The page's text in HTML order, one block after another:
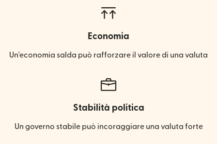
Economia
Un'economia salda può rafforzare il valore di una valuta
Stabilità politica
Un governo stabile può incoraggiare una valuta forte